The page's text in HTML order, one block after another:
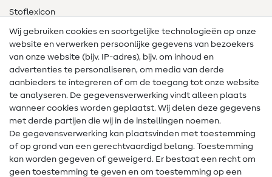
Stoflexicon
Naailexicon
Gratis Naaipatronen
Hulp & contact
Contact
Wijziging van eigenaar
FAQ
Herroepingsrecht
Wij gebruiken cookies en soortgelijke technologieën op onze
website en verwerken persoonlijke gegevens van bezoekers
van onze website (bijv. IP-adres), bijv. om inhoud en
advertenties te personaliseren, om media van derde
aanbieders te integreren of om de toegang tot onze website
te analyseren. De gegevensverwerking vindt alleen plaats
wanneer cookies worden geplaatst. Wij delen deze gegevens
met derde partijen die wij in de instellingen noemen.
De gegevensverwerking kan plaatsvinden met toestemming
of op grond van een gerechtvaardigd belang. Toestemming
kan worden gegeven of geweigerd. Er bestaat een recht om
geen toestemming te geven en om toestemming op een